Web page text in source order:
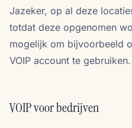
Jazeker, op al deze
totdat deze opgenomen
mogelijk om bijvoorbeeld
VOIP account te gebruiken.
VOIP voor bedrijven